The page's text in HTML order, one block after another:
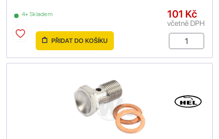
4+ Skladem 101 Kč
včetně DPH
PŘIDAT DO KOŠÍKU